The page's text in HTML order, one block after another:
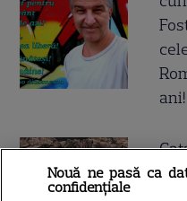
ani!
Nouă ne pasă ca
confidențiale